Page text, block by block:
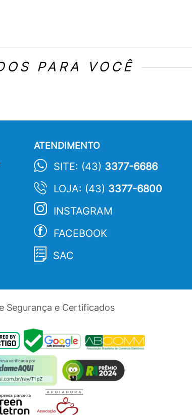
PARA VOCÊ
ATENDIMENTO
SITE: (43) 3377-6686
LOJA: (43) 3377-6800
INSTAGRAM
FACEBOOK
SAC
Segurança e Certificados